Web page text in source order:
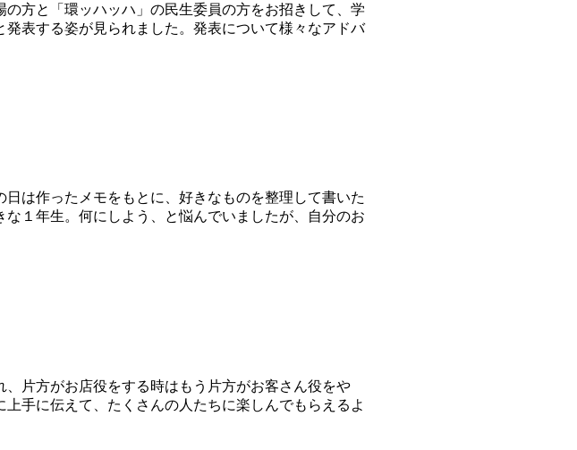
方と「環ッハッハ」の民生委員の方をお招きして、学
表する姿が見られました。発表について様々なアドバ
は作ったメモをもとに、好きなものを整理して書いた
１年生。何にしよう、と悩んでいましたが、自分のお
片方がお店役をする時はもう片方がお客さん役をや
手に伝えて、たくさんの人たちに楽しんでもらえるよ